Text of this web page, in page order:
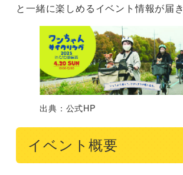
と一緒に楽しめるイベント情報が届
出典：公式HP
イベント概要